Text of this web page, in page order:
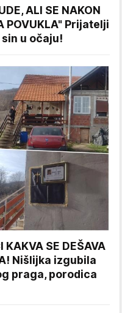
ALI SE NAKON
POVUKLA" Prijatelji
u očaju!
KAKVA SE DEŠAVA
Nišlijka izgubila
praga, porodica